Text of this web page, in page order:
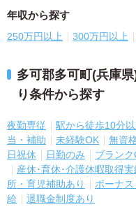
年収から探す
250万円以上 300万円以上
多可郡多可町(兵庫
り条件から探す
夜勤専従 駅から徒歩10分
当・補助
未経験OK 無資
日祝休
日勤のみ ブランク
産休･育休･介護休暇取得実
所・育児補助あり
ボーナス
給
退職金制度あり